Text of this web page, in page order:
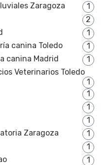
Zaragoza
1
2
1
canina Toledo
1
canina Madrid
1
Veterinarios Toledo
1
1
1
1
Zaragoza
1
1
1